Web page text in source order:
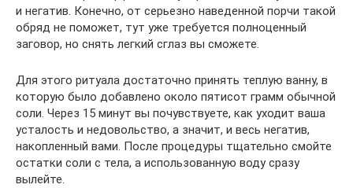
и негатив. Конечно, от серьезно наведенной порчи такой
обряд не поможет, тут уже требуется полноценный
заговор, но снять легкий сглаз вы сможете.
Для этого ритуала достаточно принять теплую ванну, в
которую было добавлено около пятисот грамм обычной
соли. Через 15 минут вы почувствуете, как уходит ваша
усталость и недовольство, а значит, и весь негатив,
накопленный вами. После процедуры тщательно смойте
остатки соли с тела, а использованную воду сразу
вылейте.